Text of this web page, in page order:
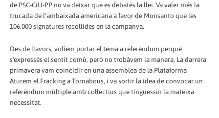
de PSC-CiU-PP no va deixar que es debatés la llei. Va valer més la
trucada de l'ambaixada americana a favor de Monsanto que les
106.000 signatures recollides en la campanya.
Des de llavors, volíem portar el tema a referèndum perquè
s'expressés el sentit comú, però no trobàvem la manera. La darrera
primavera vam coincidir en una assemblea de la Plataforma
Aturem el Fracking a Tornabous, i va sortir la idea de convocar un
referèndum múltiple amb col·lectius que tinguessin la mateixa
necessitat.